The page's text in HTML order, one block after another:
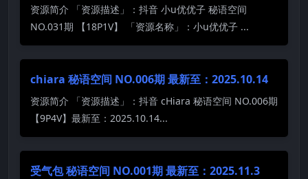
资源简介 「资源描述」：抖音 小u优优子 秘语空间
NO.031期 【18P1V】 「资源名称」：小u优优子 ...
chiara 秘语空间 NO.006期 最新至：2025.10.14
资源简介 「资源描述」：抖音 cHiara 秘语空间 NO.006期
【9P4V】最新至：2025.10.14...
受气包 秘语空间 NO.001期 最新至：2025.11.3